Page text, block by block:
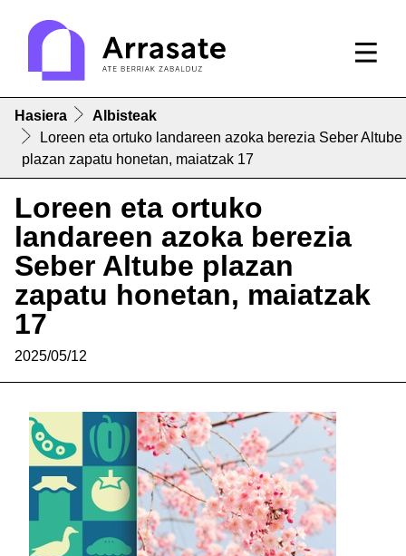
Hasiera
Albisteak
Loreen eta ortuko landareen azoka berezia Seber Altube
plazan zapatu honetan, maiatzak 17
Loreen eta ortuko
landareen azoka berezia
Seber Altube plazan
zapatu honetan, maiatzak
17
2025/05/12